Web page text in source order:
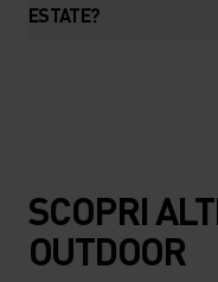
ESTATE?
SCOPRI
OUTDOOR